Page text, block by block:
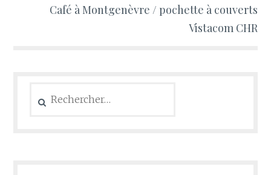
Café à Montgenèvre / pochette à couverts
Vistacom CHR